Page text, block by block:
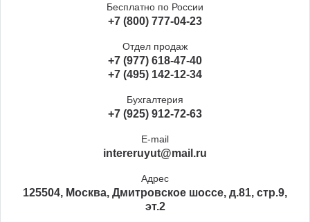
Бесплатно по России
+7 (800) 777-04-23
Отдел продаж
+7 (977) 618-47-40
+7 (495) 142-12-34
Бухгалтерия
+7 (925) 912-72-63
E-mail
intereruyut@mail.ru
Адрес
125504, Москва, Дмитровское шоссе, д.81, стр.9,
эт.2